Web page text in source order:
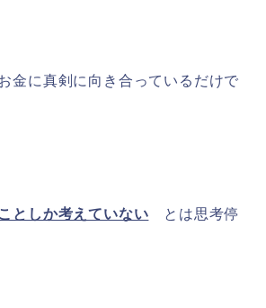
金に真剣に向き合っているだけで
としか考えていない とは思考停